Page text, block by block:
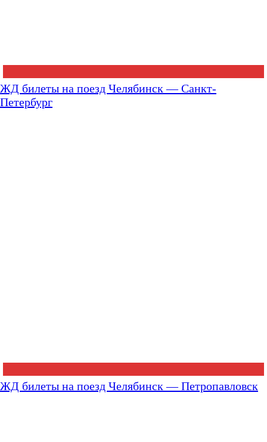
ЖД билеты на поезд Челябинск — Санкт-
Петербург
ЖД билеты на поезд Челябинск — Петропавловск